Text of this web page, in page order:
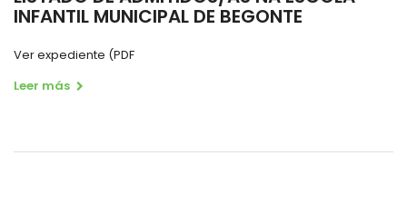
INFANTIL MUNICIPAL DE BEGONTE
Ver expediente (PDF
Leer más